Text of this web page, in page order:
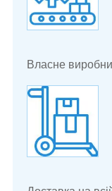
Власне